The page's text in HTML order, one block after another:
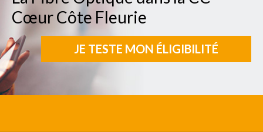
Cœur Côte Fleurie
JE TESTE MON ÉLIGIBILITÉ